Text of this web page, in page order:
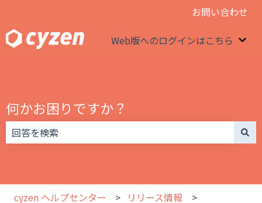
お問い合わせ
Web版へのログインはこちら
何かお困りですか？
cyzen ヘルプセンター
リリース情報